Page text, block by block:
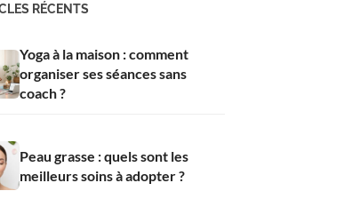
RÉCENTS
Yoga à la maison : comment
organiser ses séances sans
coach ?
Peau grasse : quels sont les
meilleurs soins à adopter ?